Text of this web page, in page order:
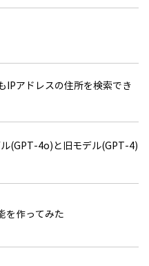
IPアドレスの住所を検索でき
(GPT-4o)と旧モデル(GPT-4)
を作ってみた